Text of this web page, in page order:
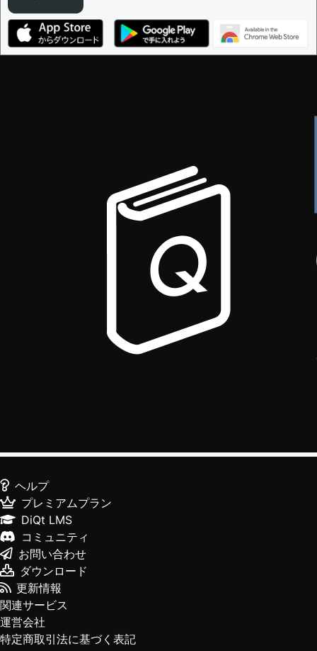
ヘルプ
プレミアムプラン
DiQt LMS
コミュニティ
お問い合わせ
ダウンロード
更新情報
関連サービス
運営会社
特定商取引法に基づく表記